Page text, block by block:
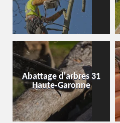
Abattage d'arbres 31
Haute-Garonne